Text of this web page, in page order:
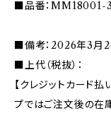
■品番：MM18001-
■備考：2026年3月
■上代（税抜）：
【クレジットカード
プではご注文後の在